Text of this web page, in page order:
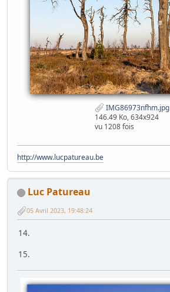
IMG86973nfhm.jpg
146.49 Ko, 634x924
vu 1208 fois
http://www.lucpatureau.be
Luc Patureau
05 Avril 2023, 19:48:24
14.
15.